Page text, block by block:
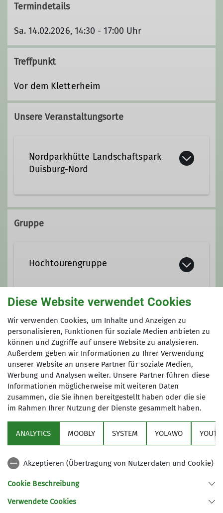
Termindetails
Sa. 14.02.2026, 14:30 - 17:00 Uhr
Treffpunkt
Vor dem Kletterheim
Unsere Veranstaltungsorte
Nordparkhütte Landschaftspark
Duisburg-Nord
Emscherstraße 71
Gruppe
Hochtourengruppe
Hochtouren sind das Herzstück
alpiner Unternehmungen. Sie
verbinden alle Formen des alpinen
Bergsteigens: Gipfelbesteigungen und
-überschreitungen mit
Gletscherbegehungen, Aufstiegen über
steile Firnfelder, Überwinden von
Eisflanken, Wandern über Moränen-,
Schrofen- und Blockgelände und auf
alpinen Wegen, Klettertouren in allen
sie mit Aufstiegen über 3000
der Wetteränderungen und den
sonstigen Bedingungen im alpinen
Raum immer anspruchsvoll.
Unsere Hochtourengruppe besteht
Hochtourentreffen
Hier findet ihr aktuelle Termine und
Infos zu unseren kommenden Treffen.
Kontakt aufnehmen
Sektion
Service
Sektion Duisburg des Deutschen Alpenvereins e.V.
Diese Website verwendet Cookies
Wir verwenden Cookies, um Inhalte und Anzeigen zu
personalisieren, Funktionen für soziale Medien anbieten zu
können und Zugriffe auf unsere Website zu analysieren.
Außerdem geben wir Informationen zu Ihrer Verwendung
unserer Website an unsere Partner für soziale Medien,
Werbung und Analysen weiter. Unsere Partner führen diese
Informationen möglicherweise mit weiteren Daten
zusammen, die Sie ihnen bereitgestellt haben oder die sie
im Rahmen Ihrer Nutzung der Dienste gesammelt haben.
ANALYTICS MOOBLY SYSTEM YOLAWO
Akzeptieren (Übertragung von Nutzerdaten und Cookie)
Cookie Beschreibung
Verwendete Cookies